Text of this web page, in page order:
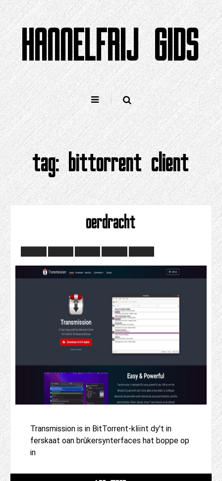
Gean
nei
ynhâld HANNELFRIJ GIDS
tag:bittorrent client
oerdracht
Transmission is in BitTorrent-kliïnt dy't in
ferskaat oan brûkersynterfaces hat boppe op
in